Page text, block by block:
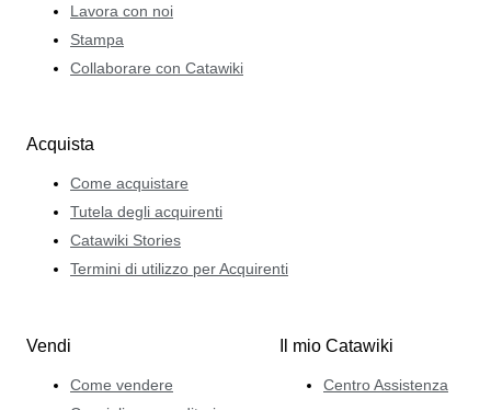
Lavora con noi
Stampa
Collaborare con Catawiki
Acquista
Come acquistare
Tutela degli acquirenti
Catawiki Stories
Termini di utilizzo per Acquirenti
Vendi
Come vendere
Il mio Catawiki
Centro Assistenza